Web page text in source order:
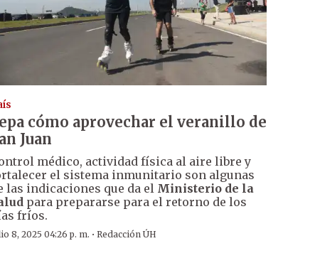
cómo aprovechar el veranillo de
Juan
médico, actividad física al aire libre y
el sistema inmunitario son algunas
las indicaciones que da el Ministerio de la
para prepararse para el retorno de los
fríos.
8, 2025 04:26 p. m. · Redacción ÚH